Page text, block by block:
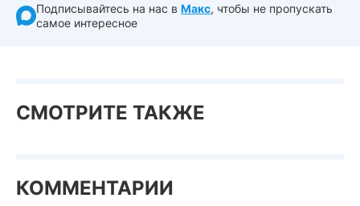
Подписывайтесь на нас в Макс, чтобы не пропускать
самое интересное
СМОТРИТЕ ТАКЖЕ
КОММЕНТАРИИ